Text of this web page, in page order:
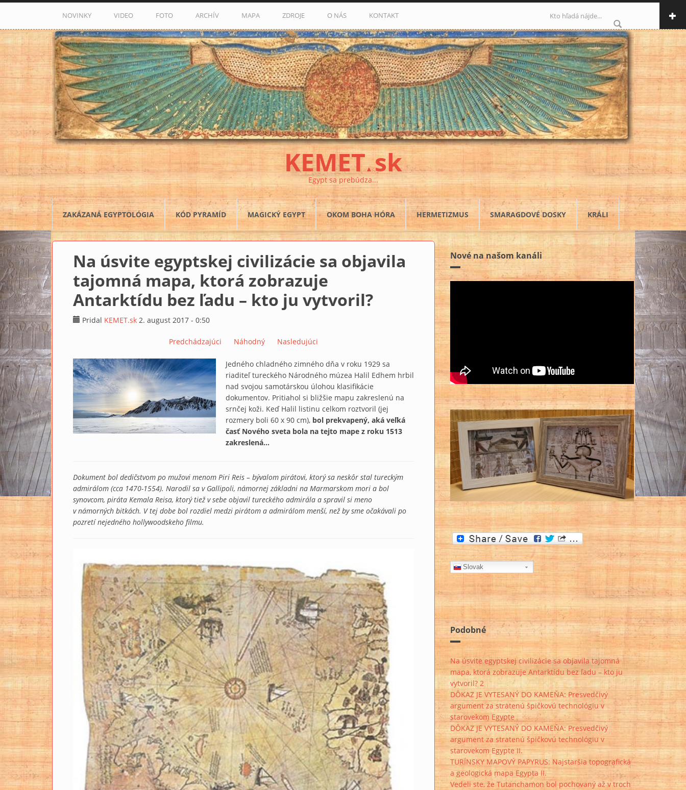
Skočiť na hlavný obsah
NOVINKY VIDEO FOTO ARCHÍV MAPA ZDROJE O NÁS KONTAKT Vyhľadávanie
KEMET▲sk
Egypt sa prebúdza...
ZAKÁZANÁ EGYPTOLÓGIA KÓD PYRAMÍD MAGICKÝ EGYPT OKOM BOHA HÓRA HERMETIZMUS SMARAGDOVÉ DOSKY KRÁLI
Na úsvite egyptskej civilizácie sa objavila
tajomná mapa, ktorá zobrazuje
Antarktídu bez ľadu – kto ju vytvoril?
Pridal KEMET.sk 2. august 2017 - 0:50
Predchádzajúci Náhodný Nasledujúci
Jedného chladného zimného dňa v roku 1929 sa
riaditeľ tureckého Národného múzea Halil Edhem hrbil
nad svojou samotárskou úlohou klasifikácie
dokumentov. Pritiahol si bližšie mapu zakreslenú na
srnčej koži. Keď Halil listinu celkom roztvoril (jej
rozmery boli 60 x 90 cm), bol prekvapený, aká veľká
časť Nového sveta bola na tejto mape z roku 1513
zakreslená...
Dokument bol dedičstvom po mužovi menom Piri Reis – bývalom pirátovi, ktorý sa neskôr stal tureckým
admirálom (cca 1470-1554). Narodil sa v Gallipoli, námornej základni na Marmarskom mori a bol
synovcom, piráta Kemala Reisa, ktorý tiež v sebe objavil tureckého admirála a spravil si meno
v námorných bitkách. V tej dobe bol rozdiel medzi pirátom a admirálom menší, než by sme očakávali po
pozretí nejedného hollywoodskeho filmu.
Nové na našom kanáli
Slovak
Podobné
Na úsvite egyptskej civilizácie sa objavila tajomná
mapa, ktorá zobrazuje Antarktídu bez ľadu – kto ju
vytvoril? 2
DÔKAZ JE VYTESANÝ DO KAMEŇA: Presvedčivý
argument za stratenú špičkovú technológiu v
starovekom Egypte
DÔKAZ JE VYTESANÝ DO KAMEŇA: Presvedčivý
argument za stratenú špičkovú technológiu v
starovekom Egypte II.
TURÍNSKY MAPOVÝ PAPYRUS: Najstaršia topografická
a geologická mapa Egypta II.
Vedeli ste, že Tutanchamon bol pochovaný až v troch